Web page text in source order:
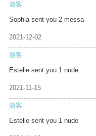
游客
Sophia sent you 2 messa
2021-12-02
游客
Estelle sent you 1 nude
2021-11-15
游客
Estelle sent you 1 nude